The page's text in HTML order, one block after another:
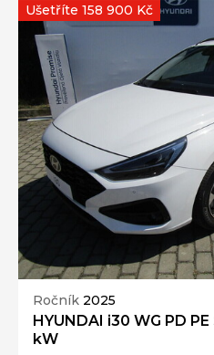
Ročník 2025
HYUNDAI i30 WG PD
kW
Ušetříte 158 900 Kč